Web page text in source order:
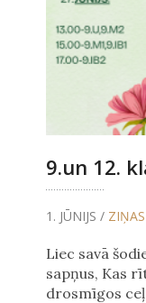
9.un 12.
1. JŪNIJS / ZIŅAS
Liec savā
sapņus, Kas
drosmīgos